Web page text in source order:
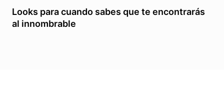
Looks para cuando sabes que te encontrarás
al innombrable